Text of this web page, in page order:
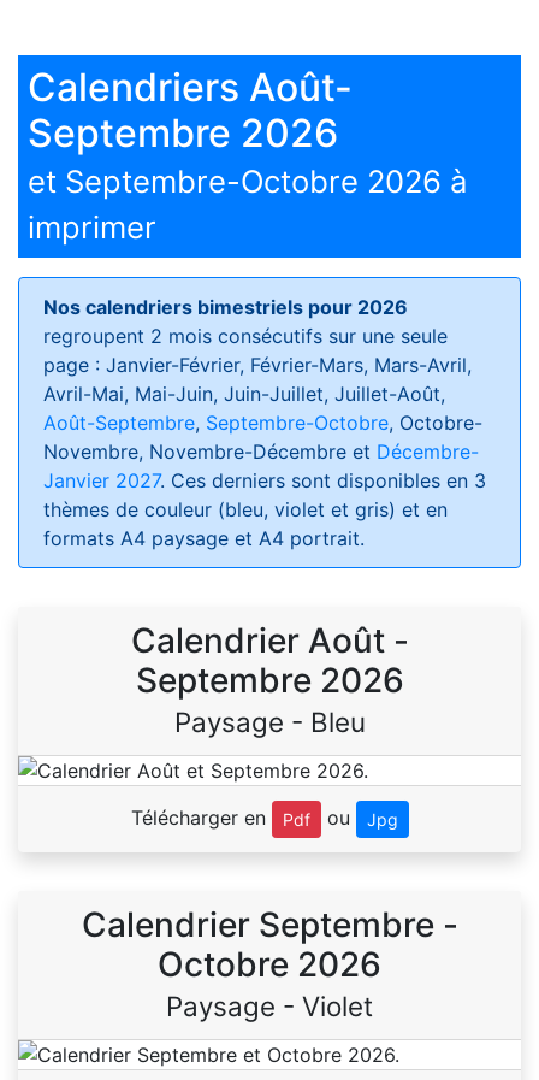
Calendriers Août-
Septembre 2026
et Septembre-Octobre 2026 à
imprimer
Nos calendriers bimestriels pour 2026
regroupent 2 mois consécutifs sur une seule
page : Janvier-Février, Février-Mars, Mars-Avril,
Avril-Mai, Mai-Juin, Juin-Juillet, Juillet-Août,
Août-Septembre, Septembre-Octobre, Octobre-
Novembre, Novembre-Décembre et Décembre-
Janvier 2027. Ces derniers sont disponibles en 3
thèmes de couleur (bleu, violet et gris) et en
formats A4 paysage et A4 portrait.
Calendrier Août -
Septembre 2026
Paysage - Bleu
Télécharger en Pdf ou Jpg
Calendrier Septembre -
Octobre 2026
Paysage - Violet